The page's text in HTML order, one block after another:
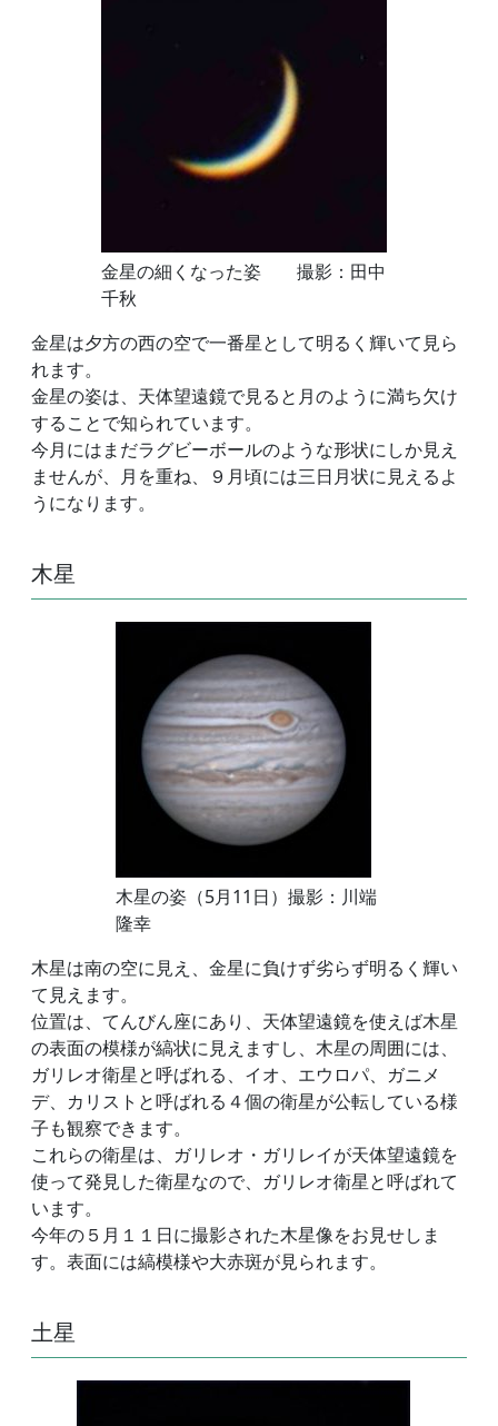
金星の細くなった姿 撮影：田中
千秋
金星は夕方の西の空で一番星として明るく輝いて見ら
れます。
金星の姿は、天体望遠鏡で見ると月のように満ち欠け
することで知られています。
今月にはまだラグビーボールのような形状にしか見え
ませんが、月を重ね、９月頃には三日月状に見えるよ
うになります。
木星
木星の姿（5月11日）撮影：川端
隆幸
木星は南の空に見え、金星に負けず劣らず明るく輝い
て見えます。
位置は、てんびん座にあり、天体望遠鏡を使えば木星
の表面の模様が縞状に見えますし、木星の周囲には、
ガリレオ衛星と呼ばれる、イオ、エウロパ、ガニメ
デ、カリストと呼ばれる４個の衛星が公転している様
子も観察できます。
これらの衛星は、ガリレオ・ガリレイが天体望遠鏡を
使って発見した衛星なので、ガリレオ衛星と呼ばれて
います。
今年の５月１１日に撮影された木星像をお見せしま
す。表面には縞模様や大赤斑が見られます。
土星